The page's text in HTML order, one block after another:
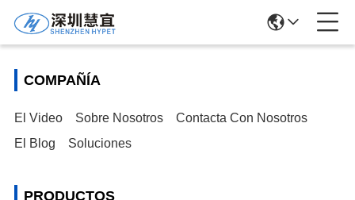
COMPAÑÍA
El Video Sobre Nosotros
Contacta Con Nosotros
El Blog
Soluciones
PRODUCTOS